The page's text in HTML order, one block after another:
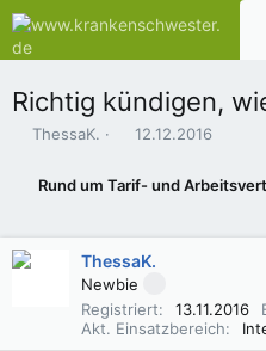
Richtig kündigen,
E
l
ThessaK.
E
s
t
l
l
t
a
m
12.12.2016
Rund um Tarif- und
ThessaK.
Newbie
Registriert
13.11.2016
Akt. Einsatzbereich